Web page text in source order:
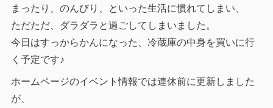
まったり、のんびり、といった生活に慣れてしまい、
ただただ、ダラダラと過ごしてしまいました。
今日はすっからかんになった、冷蔵庫の中身を買いに行
く予定です♪
ホームページのイベント情報では連休前に更新しました
が、